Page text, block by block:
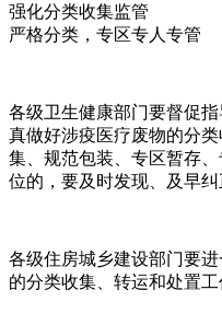
强化分类收集监管
严格分类，专区专人专管
各级卫生健康部门要督促
真做好涉疫医疗废物的分
集、规范包装、专区暂存
位的，要及时发现、及早纠
各级住房城乡建设部门要
的分类收集、转运和处置工